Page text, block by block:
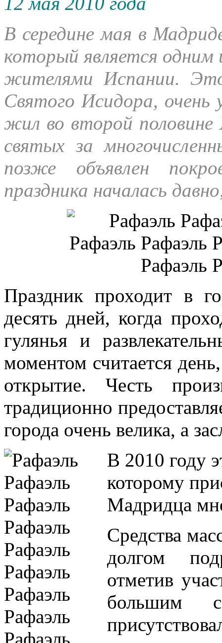
В середине мая в
который является
жителями Испании.
Святого Исидора, очень
жил во второй
святых за
позже объявлен
праздника началась
Праздник проходит в
десять дней, когда
гулянья и
моментом считается
открытие. Честь
традиционно
города очень велика, а
В 2010 году
которому
Мадридца
Средства
долгом
отметив
большим